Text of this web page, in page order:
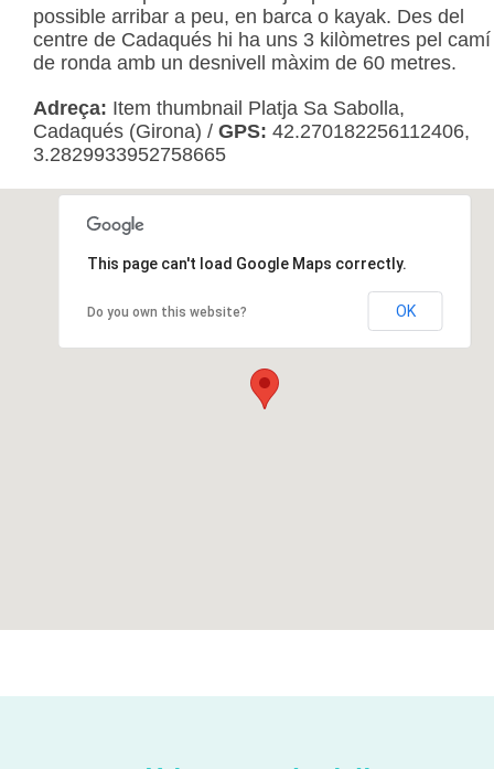
possible arribar a peu, en barca o kayak. Des del
centre de Cadaqués hi ha uns 3 kilòmetres pel camí
de ronda amb un desnivell màxim de 60 metres.
Adreça: Item thumbnail Platja Sa Sabolla,
Cadaqués (Girona) / GPS: 42.270182256112406,
3.2829933952758665
This page can't load Google Maps correctly.
Do you own this website? OK